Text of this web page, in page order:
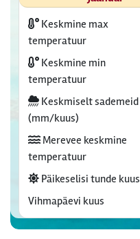
Keskmine max
temperatuur
Keskmine min
temperatuur
Keskmiselt sademeid
(mm/kuus)
Merevee keskmine
temperatuur
Päikeselisi tunde kuus
Vihmapäevi kuus